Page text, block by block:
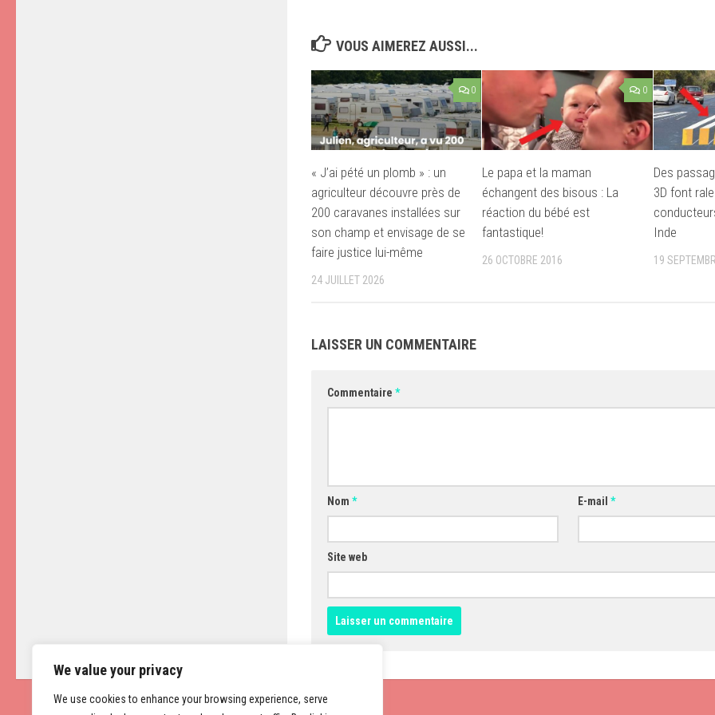
We value your privacy
We use cookies to enhance your browsing experience, serve
VOUS AIMEREZ AUSSI...
0
« J’ai pété un plomb » : un
agriculteur découvre près de
200 caravanes installées sur
son champ et envisage de se
faire justice lui-même
24 JUILLET 2026
0
Le papa et la maman
échangent des bisous : La
réaction du bébé est
fantastique!
26 OCTOBRE 2016
Des
3D font
Inde
19
LAISSER UN COMMENTAIRE
Commentaire *
Nom * E-mail*
Site web